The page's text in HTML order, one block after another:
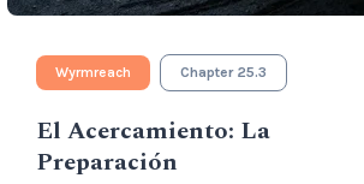
Wyrmreach Chapter 25.3
El Acercamiento: La
Preparación